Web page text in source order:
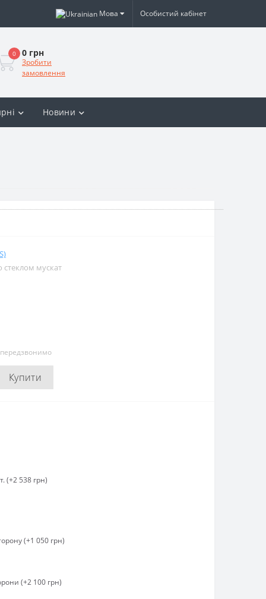
Мова Особистий кабінет
0 0 грн
Зробити
замовлення
Новини
мускат
Купити
(+2 538 грн)
(+1 050 грн)
(+2 100 грн)